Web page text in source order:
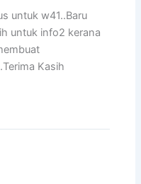
untuk w41..Baru
untuk info2 kerana
Kasih